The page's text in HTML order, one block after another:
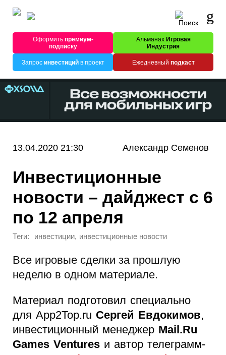
Оформитьпремиум-
подписку
Альманах Игровая
Индустрия
Запрос инвестицийв проект Ежедневный подкаст
13.04.2020 21:30 Александр Семенов
Инвестиционные
новости – дайджест с 6
по 12 апреля
Теги: инвестиции, инвестиционные новости
Все игровые сделки за прошлую
неделю в одном материале.
Материал подготовил специально
для App2Top.ru Сергей Евдокимов,
инвестиционный менеджер Mail.Ru
Games Ventures и автор телеграмм-